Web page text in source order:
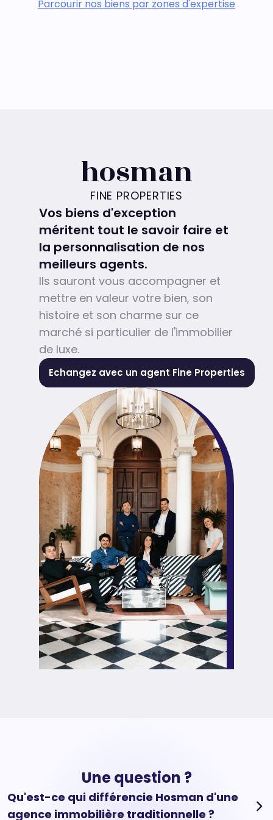
Parcourir nos biens par zones d'expertise
hosman
FINE PROPERTIES
Vos biens d'exception
méritent tout le savoir faire et
la personnalisation de nos
meilleurs agents.
Ils sauront vous accompagner et
mettre en valeur votre bien, son
histoire et son charme sur ce
marché si particulier de l'immobilier
de luxe.
Echangez avec un agent Fine Properties
Une question ?
Qu'est-ce qui différencie Hosman d'une
agence immobilière traditionnelle ?